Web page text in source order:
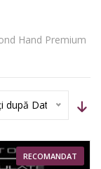
Hand Premium
după Dată
RECOMANDAT